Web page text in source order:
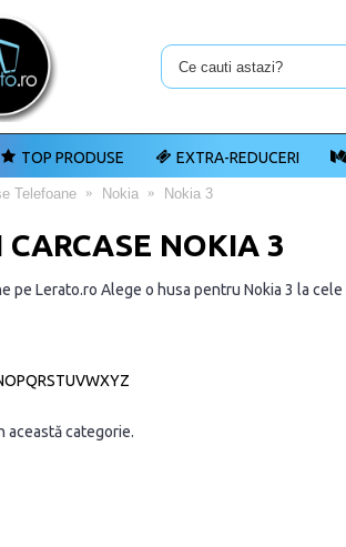
TOP PRODUSE EXTRA-REDUCERI
Telefoane Nokia Nokia 3
CARCASE NOKIA 3
pe Lerato.ro Alege o husa pentru Nokia 3 la
OPQRSTUVWXYZ
această categorie.